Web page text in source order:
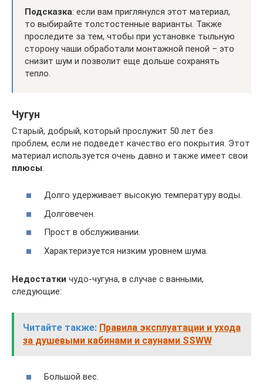
Подсказка: если вам приглянулся этот материал,
то выбирайте толстостенные варианты. Также
проследите за тем, чтобы при установке тыльную
сторону чаши обработали монтажной пеной – это
снизит шум и позволит еще дольше сохранять
тепло.
Чугун
Старый, добрый, который прослужит 50 лет без
проблем, если не подведет качество его покрытия. Этот
материал используется очень давно и также имеет свои
плюсы:
Долго удерживает высокую температуру воды.
Долговечен.
Прост в обслуживании.
Характеризуется низким уровнем шума.
Недостатки чудо-чугуна, в случае с ванными,
следующие:
Читайте также: Правила эксплуатации и ухода
за душевыми кабинами и саунами SSWW
Большой вес.